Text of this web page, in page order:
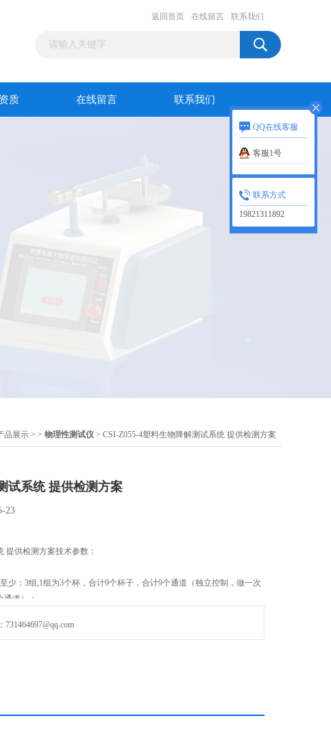
返回首页 在线留言 联系我们
质 在线留言 联系我们
品展示 > > 物理性测试仪 > CSI-Z055-4塑料生物降解测试系统 提供检测方案
试系统 提供检测方案
23
提供检测方案技术参数：
少：3组,1组为3个杯，合计9个杯子，合计9个通道（独立控制，做一次
道）；
～70℃；
QQ在线客服
客服1号
联系方式
19821311892